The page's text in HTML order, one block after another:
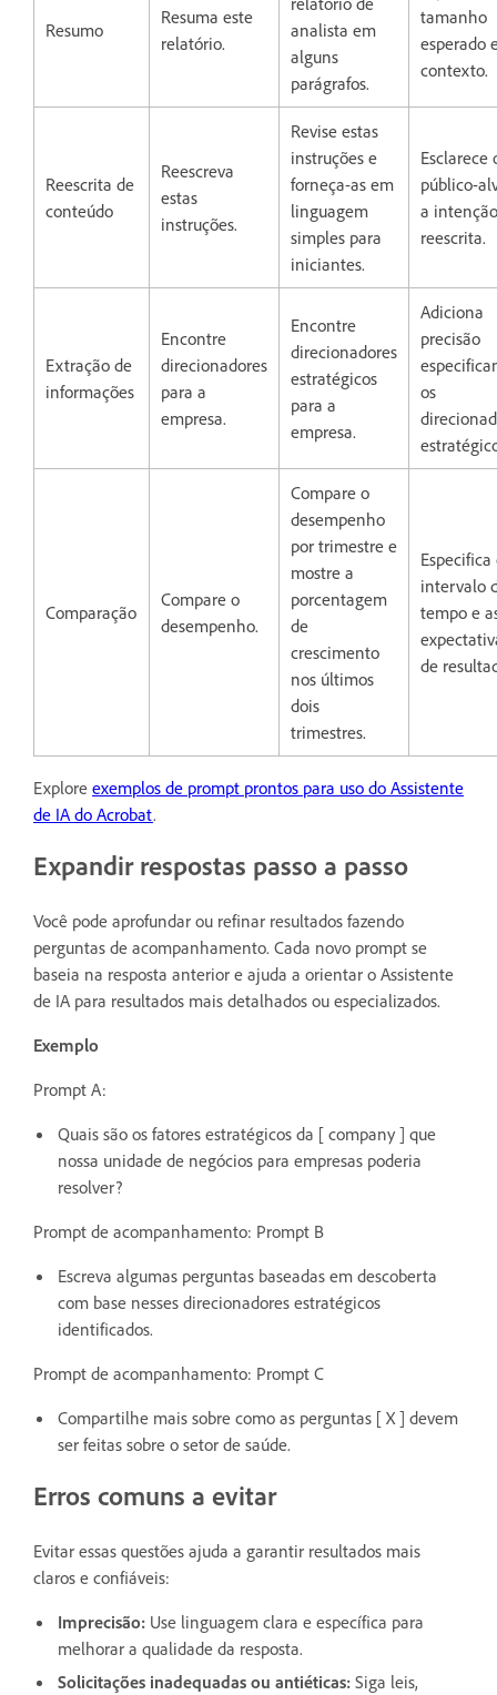
Resumo
Resuma este
relatório.
analista em
alguns
parágrafos.
tamanho
esperado
contexto.
Reescrita de
conteúdo
Reescreva
estas
instruções.
Revise estas
instruções e
forneça-as em
linguagem
simples para
iniciantes.
Esclarece
público-
a
reescrita.
Extração de
informações
Encontre
direcionadores
para a
empresa.
Encontre
direcionadores
estratégicos
para a
empresa.
Adiciona
precisão
os
Comparação
Compare o
desempenho.
Compare o
desempenho
por trimestre e
mostre a
porcentagem
de
crescimento
nos últimos
dois
trimestres.
Especifica
intervalo
tempo e
de
Explore exemplos de prompt prontos para uso do Assistente
de IA do Acrobat.
Expandir respostas passo a passo
Você pode aprofundar ou refinar resultados fazendo
perguntas de acompanhamento. Cada novo prompt se
baseia na resposta anterior e ajuda a orientar o Assistente
de IA para resultados mais detalhados ou especializados.
Exemplo
Prompt A:
Quais são os fatores estratégicos da [ company ] que
nossa unidade de negócios para empresas poderia
resolver?
Prompt de acompanhamento: Prompt B
Escreva algumas perguntas baseadas em descoberta
com base nesses direcionadores estratégicos
identificados.
Prompt de acompanhamento: Prompt C
Compartilhe mais sobre como as perguntas [ X ] devem
ser feitas sobre o setor de saúde.
Erros comuns a evitar
Evitar essas questões ajuda a garantir resultados mais
claros e confiáveis:
Imprecisão: Use linguagem clara e específica para
melhorar a qualidade da resposta.
Solicitações inadequadas ou antiéticas: Siga leis,